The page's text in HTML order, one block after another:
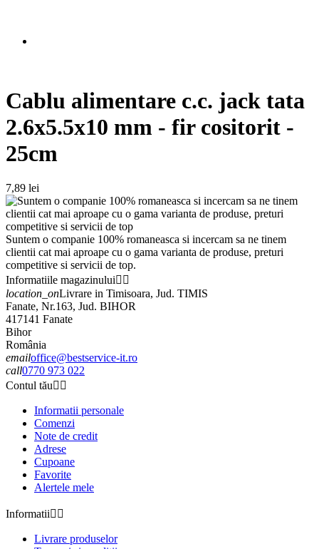
Cablu alimentare c.c. jack tata
2.6x5.5x10 mm - fir cositorit -
25cm
7,89 lei
Suntem o companie 100% romaneasca si incercam sa ne tinem
clientii cat mai aproape cu o gama varianta de produse, preturi
competitive si servicii de top.
Informatiile magazinului 
location_onLivrare in Timisoara, Jud. TIMIS
Fanate, Nr.163, Jud. BIHOR
417141 Fanate
Bihor
România
emailoffice@bestservice-it.ro
call0770 973 022
Contul tău 
Informatii personale
Comenzi
Note de credit
Adrese
Cupoane
Favorite
Alertele mele
Informatii 
Livrare produselor